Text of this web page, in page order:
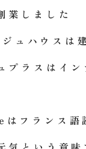
業しました
ュハウスは
プラスはイン
フランス語